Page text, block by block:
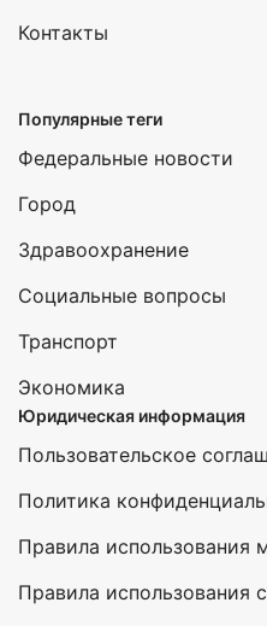
Контакты
Популярные теги
Федеральные новости
Город
Здравоохранение
Социальные вопросы
Транспорт
Экономика
Юридическая информация
Пользовательское
Политика
Правила использования
Правила использования